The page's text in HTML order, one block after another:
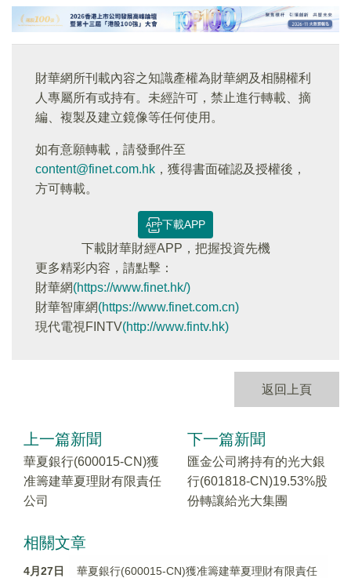
財華網所刊載內容之知識產權為財華網及相關權利
人專屬所有或持有。未經許可，禁止進行轉載、摘
編、複製及建立鏡像等任何使用。
如有意願轉載，請發郵件至
content@finet.com.hk ，獲得書面確認及授權後，
方可轉載。
下載APP
下載財華財經APP，把握投資先機
更多精彩内容，請點擊：
財華網(https://www.finet.hk/)
財華智庫網(https://www.finet.com.cn)
現代電視FINTV(http://www.fintv.hk)
返回上頁
上一篇新聞
華夏銀行(600015-CN)獲
准籌建華夏理財有限責任
公司
下一篇新聞
匯金公司將持有的光大銀
行(601818-CN)19.53%股
份轉讓給光大集團
相關文章
4月27日
華夏銀行(600015-CN)獲准籌建華夏理財有限責任